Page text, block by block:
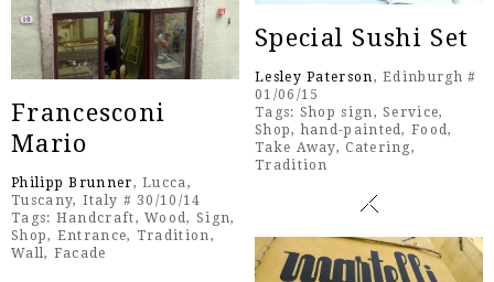
Special Sushi Set
Lesley Paterson, Edinburgh #
01/06/15
Tags: Shop sign,Service,
Shop,hand-painted,Food,
Take Away, Catering,
Tradition
Francesconi
Mario
Philipp Brunner, Lucca,
Tuscany, Italy # 30/10/14
Tags: Handcraft,Wood, Sign,
Shop, Entrance, Tradition ,
Wall, Facade